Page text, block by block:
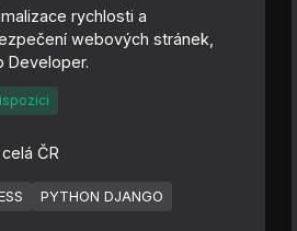
rychlosti a
webových stránek,
Developer.
| celá ČR
PYTHON DJANGO